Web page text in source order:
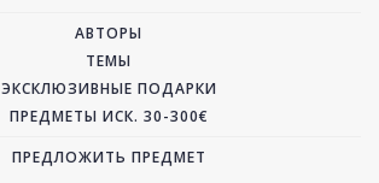
АВТОРЫ
ТЕМЫ
ЭКСКЛЮЗИВНЫЕ ПОДАРКИ
ПРЕДМЕТЫ ИСК. 30-300€
ПРЕДЛОЖИТЬ ПРЕДМЕТ